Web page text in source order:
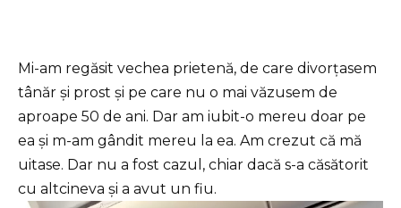
Mi-am regăsit vechea prietenă, de care divorțasem
tânăr și prost și pe care nu o mai văzusem de
aproape 50 de ani. Dar am iubit-o mereu doar pe
ea și m-am gândit mereu la ea. Am crezut că mă
uitase. Dar nu a fost cazul, chiar dacă s-a căsătorit
cu altcineva și a avut un fiu.